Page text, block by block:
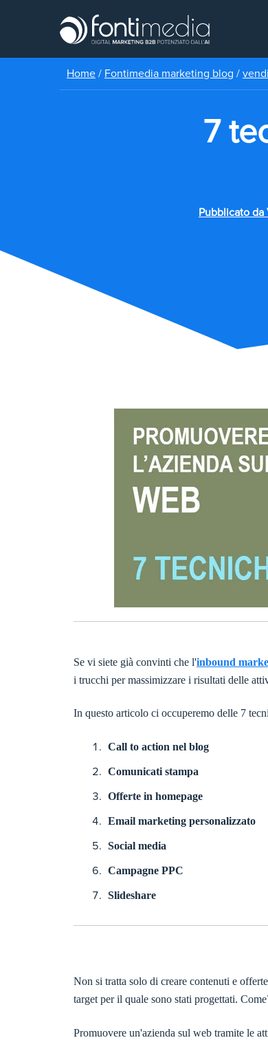
Home / Fontimedia marketing blog /
7
Pubblicato da
Se vi siete già convinti che l'inbound
i trucchi per massimizzare i risultati delle
In questo articolo ci occuperemo delle 7
Call to action nel blog
Comunicati stampa
Offerte in homepage
Email marketing personalizzato
Social media
Campagne PPC
Slideshare
Non si tratta solo di creare contenuti e
target per il quale sono stati progettati.
Promuovere un'azienda sul web tramite le